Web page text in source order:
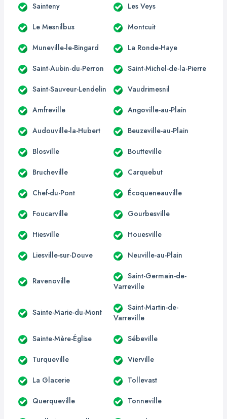
Sainteny Les Veys
Le Mesnilbus Montcuit
Muneville-le-Bingard La Ronde-Haye
Saint-Aubin-du-Perron Saint-Michel-de-la-Pierre
Saint-Sauveur-Lendelin Vaudrimesnil
Amfreville Angoville-au-Plain
Audouville-la-Hubert Beuzeville-au-Plain
Blosville Boutteville
Brucheville Carquebut
Chef-du-Pont Écoqueneauville
Foucarville Gourbesville
Hiesville Houesville
Liesville-sur-Douve Neuville-au-Plain
Ravenoville
Saint-Germain-de-
Varreville
Sainte-Marie-du-Mont
Saint-Martin-de-
Varreville
Sainte-Mère-Église Sébeville
Turqueville Vierville
La Glacerie Tollevast
Querqueville Tonneville